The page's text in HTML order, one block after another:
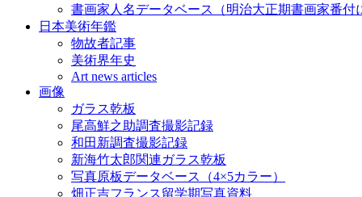
書画家人名データベース（明治大正期書画家番付
日本美術年鑑
物故者記事
美術界年史
Art news articles
画像
ガラス乾板
尾高鮮之助調査撮影記録
和田新調査撮影記録
新海竹太郎関連ガラス乾板
写真原板データベース（4×5カラー）
畑正吉フランス留学期写真資料